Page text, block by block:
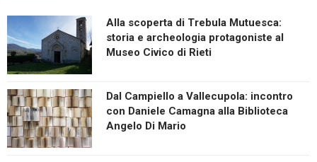
Alla scoperta di Trebula Mutuesca:
storia e archeologia protagoniste al
Museo Civico di Rieti
Dal Campiello a Vallecupola: incontro
con Daniele Camagna alla Biblioteca
Angelo Di Mario